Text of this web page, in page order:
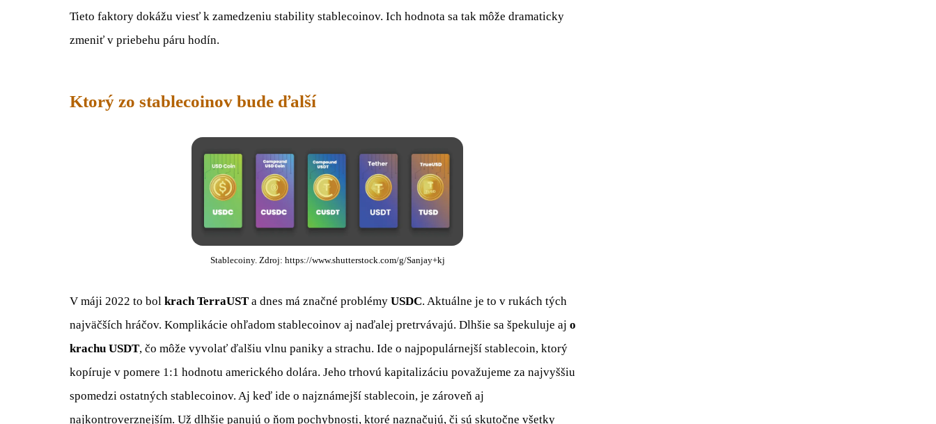
Tieto faktory dokážu viesť k zamedzeniu stability stablecoinov. Ich hodnota sa tak môže dramaticky
zmeniť v priebehu páru hodín.
Ktorý zo stablecoinov bude ďalší
Stablecoiny. Zdroj: https://www.shutterstock.com/g/Sanjay+kj
V máji 2022 to bol krach TerraUST a dnes má značné problémy USDC. Aktuálne je to v rukách tých
najväčších hráčov. Komplikácie ohľadom stablecoinov aj naďalej pretrvávajú. Dlhšie sa špekuluje aj o
krachu USDT, čo môže vyvolať ďalšiu vlnu paniky a strachu. Ide o najpopulárnejší stablecoin, ktorý
kopíruje v pomere 1:1 hodnotu amerického dolára. Jeho trhovú kapitalizáciu považujeme za najvyššiu
spomedzi ostatných stablecoinov. Aj keď ide o najznámejší stablecoin, je zároveň aj
najkontroverznejším. Už dlhšie panujú o ňom pochybnosti, ktoré naznačujú, či sú skutočne všetky